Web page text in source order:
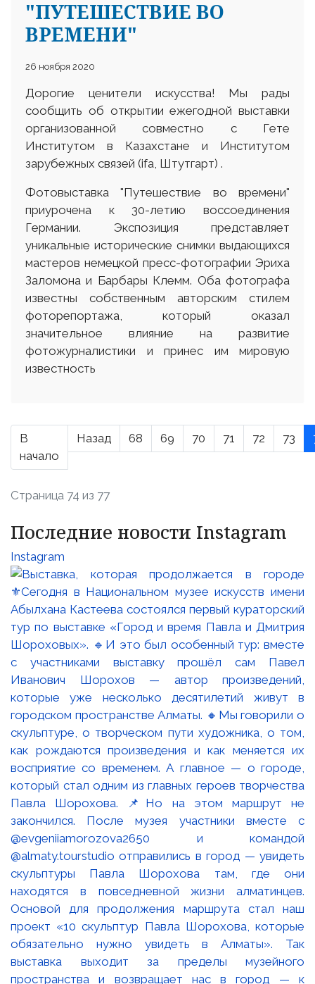
"ПУТЕШЕСТВИЕ ВО
ВРЕМЕНИ"
26 ноября 2020
Дорогие ценители искусства! Мы рады
сообщить об открытии ежегодной выставки
организованной совместно с Гете
Институтом в Казахстане и Институтом
зарубежных связей (ifa, Штутгарт) .
Фотовыставка "Путешествие во времени"
приурочена к 30-летию воссоединения
Германии. Экспозиция представляет
уникальные исторические снимки выдающихся
мастеров немецкой пресс-фотографии Эриха
Заломона и Барбары Клемм. Оба фотографа
известны собственным авторским стилем
фоторепортажа, который оказал
значительное влияние на развитие
фотожурналистики и принес им мировую
известность
В
начало
Назад 68 69 70 71 72 73
Страница 74 из 77
Последние новости Instagram
Instagram